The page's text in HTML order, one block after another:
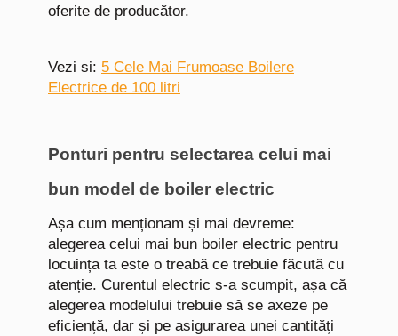
oferite de producător.
Vezi si: 5 Cele Mai Frumoase Boilere
Electrice de 100 litri
Ponturi pentru selectarea celui mai
bun model de boiler electric
Așa cum menționam și mai devreme:
alegerea celui mai bun boiler electric pentru
locuința ta este o treabă ce trebuie făcută cu
atenție. Curentul electric s-a scumpit, așa că
alegerea modelului trebuie să se axeze pe
eficiență, dar și pe asigurarea unei cantități